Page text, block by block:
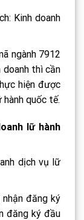
Kinh doanh
ngành 7912
doanh thì cần
hiện được
quốc tế.
lữ hành
dịch vụ lữ
đăng ký
đăng ký đầu